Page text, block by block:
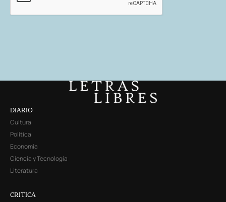
DIARIO
Cultura
Política
Economía
Ciencia y Tecnología
Literatura
CRITICA